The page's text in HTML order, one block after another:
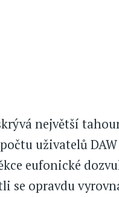
největší
uživatelů
eufonické
se opravdu